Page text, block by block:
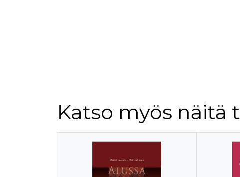
Katso myös näitä
Tuoteluettelon alku